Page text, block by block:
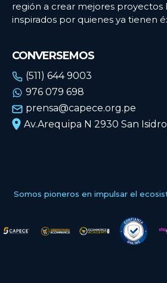
región a crear mejores proyectos
inspirados por quienes ya tienen
CONVERSEMOS
(511) 644 9003
976 079 698
prensa@capece.org.pe
Av.Arequipa N 2930 San
Somos pioneros en impulsar el